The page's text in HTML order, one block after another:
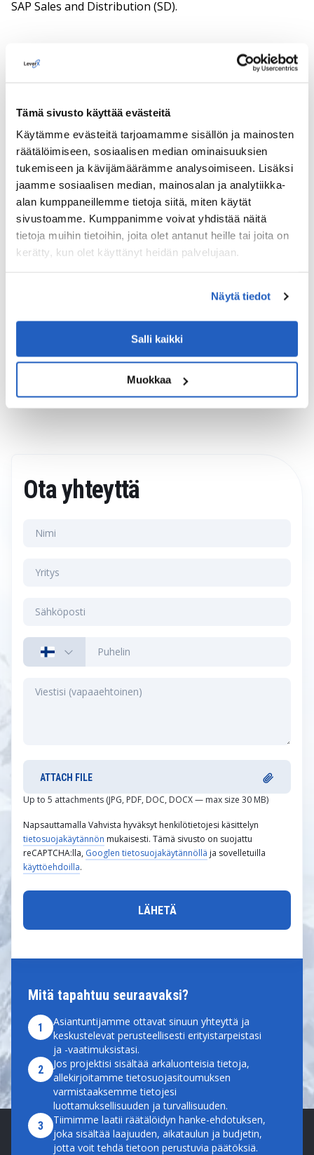
Tämä sivusto käyttää evästeitä
Käytämme evästeitä tarjoamamme sisällön ja mainosten
räätälöimiseen, sosiaalisen median ominaisuuksien
tukemiseen ja kävijämäärämme analysoimiseen. Lisäksi
jaamme sosiaalisen median, mainosalan ja analytiikka-
alan kumppaneillemme tietoja siitä, miten käytät
sivustoamme. Kumppanimme voivat yhdistää näitä
tietoja muihin tietoihin, joita olet antanut heille tai joita on
kerätty, kun olet käyttänyt heidän palvelujaan.
Näytä tiedot
Salli kaikki
Muokkaa
SAP Sales and Distribution (SD).
Tulokset
kehitti onnistuneesti uusimpiin S/4HANA-
teknologioihin perustuvan räätälöidyn ratkaisun ja
integroi sen sitten jo käytössä oleviin SAP-moduuleihin.
Näin tarjosimme asiakkaalle mukavuutta, kun kaikki
tiedot ja toiminnot ovat käsillä - yhtenäisessä
järjestelmässä, jossa on käyttäjäystävällinen
käyttöliittymä.
Tällä hetkellä tiimimme jatkaa asiakkaan
moduulia rahtikuljetusten lisensointia varten.
More Case Studies
Mitä tapahtuu seuraavaksi?
1
Asiantuntijamme ottavat sinuun yhteyttä ja
keskustelevat perusteellisesti erityistarpeistasi
ja -vaatimuksistasi.
2
Jos projektisi sisältää arkaluonteisia tietoja,
allekirjoitamme tietosuojasitoumuksen
varmistaaksemme tietojesi
luottamuksellisuuden ja turvallisuuden.
3
Tiimimme laatii räätälöidyn hanke-ehdotuksen,
joka sisältää laajuuden, aikataulun ja budjetin,
jotta voit tehdä tietoon perustuvia päätöksiä.
Ota yhteyttä
ATTACH FILE
Up to 5 attachments (JPG, PDF, DOC, DOCX — max size 30 MB)
Napsauttamalla Vahvista hyväksyt henkilötietojesi käsittelyn
tietosuojakäytännön mukaisesti. Tämä sivusto on suojattu
reCAPTCHA:lla, Googlen tietosuojakäytännöllä ja sovelletuilla
käyttöehdoilla.